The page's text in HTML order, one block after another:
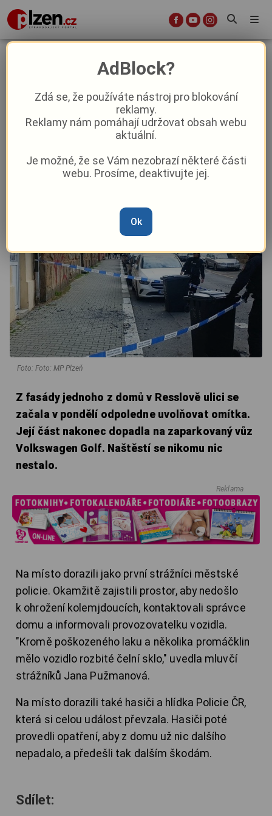
Kousek od tragédie. Spadlá omítka
z domu ale naštěstí poškodila jen
zaparkované auto
Krimi Aktuálně
Marie Osvaldová –8. 10. 2025|08:02
Foto: Foto: MP Plzeň
Z fasády jednoho z domů v Resslově ulici se
začala v pondělí odpoledne uvolňovat omítka.
Její část nakonec dopadla na zaparkovaný vůz
Volkswagen Golf. Naštěstí se nikomu nic
nestalo.
Reklama
Na místo dorazili jako první strážníci městské
policie. Okamžitě zajistili prostor, aby nedošlo
k ohrožení kolemjdoucích, kontaktovali správce
domu a informovali provozovatelku vozidla.
"Kromě poškozeného laku a několika promáčklin
mělo vozidlo rozbité čelní sklo," uvedla mluvčí
strážníků Jana Pužmanová.
Na místo dorazili také hasiči a hlídka Policie ČR,
která si celou událost převzala. Hasiči poté
provedli opatření, aby z domu už nic dalšího
nepadalo, a předešli tak dalším škodám.
Sdílet:
AdBlock?
Zdá se, že používáte nástroj pro blokování
reklamy.
Reklamy nám pomáhají udržovat obsah webu
aktuální.
Je možné, že se Vám nezobrazí některé části
webu. Prosíme, deaktivujte jej.
Ok